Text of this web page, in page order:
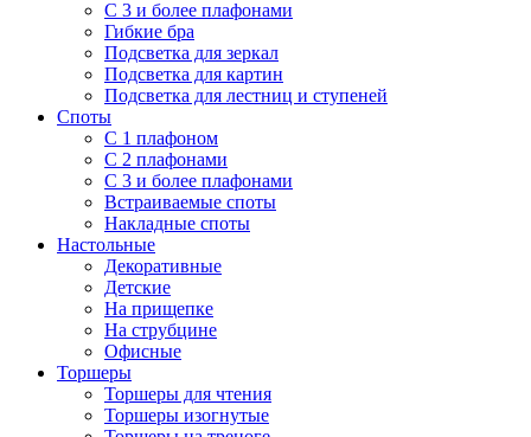
С 3 и более плафонами
Гибкие бра
Подсветка для зеркал
Подсветка для картин
Подсветка для лестниц и ступеней
Споты
С 1 плафоном
С 2 плафонами
С 3 и более плафонами
Встраиваемые споты
Накладные споты
Настольные
Декоративные
Детские
На прищепке
На струбцине
Офисные
Торшеры
Торшеры для чтения
Торшеры изогнутые